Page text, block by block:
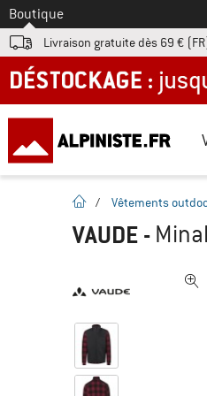
Vers le
Boutique
Livraison gratuite dès 69 €
DÉSTOCKAGE : jusqu'à -60 %
Page d'accueil
/ Vêtements
VAUDE -